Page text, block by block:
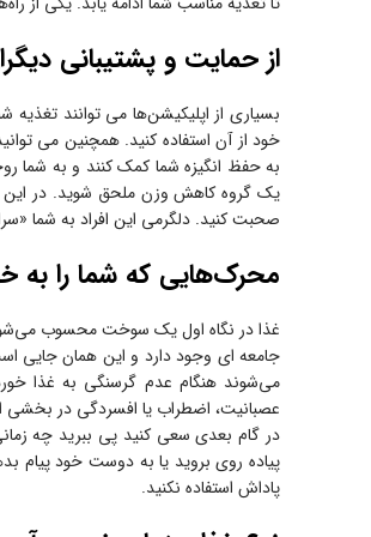
از حمایت و پشتیبانی
بسیاری از اپلیکیشن‌ها می توانند تغذیه
خود از آن استفاده کنید. همچنین می
به حفظ انگیزه شما کمک کنند و به شما
یک گروه کاهش وزن ملحق شوید. در این
صحبت کنید. دلگرمی این افراد به شما
محرک‌هایی که شما را به
غذا در نگاه اول یک سوخت محسوب می‌شود.
جامعه ای وجود دارد و این همان جایی
می‌شوند هنگام عدم گرسنگی به غذا
عصبانیت، اضطراب یا افسردگی در
در گام بعدی سعی کنید پی ببرید چه
پیاده روی بروید یا به دوست خود پیام
پاداش استفاده نکنید.